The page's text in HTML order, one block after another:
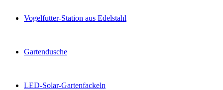
Vogelfutter-Station aus Edelstahl
Gartendusche
LED-Solar-Gartenfackeln